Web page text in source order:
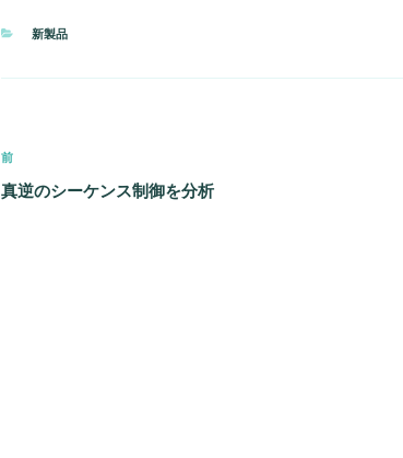
カ
新製品
投
稿
前
の
前
真逆のシーケンス制御を分析